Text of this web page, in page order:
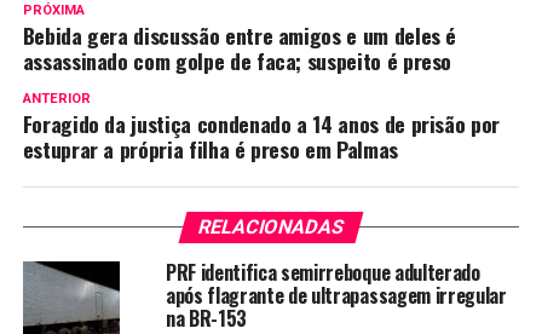
PRÓXIMA
Bebida gera discussão entre amigos e um deles é
assassinado com golpe de faca; suspeito é preso
ANTERIOR
Foragido da justiça condenado a 14 anos de prisão por
estuprar a própria filha é preso em Palmas
RELACIONADAS
PRF identifica semirreboque adulterado
após flagrante de ultrapassagem irregular
na BR-153